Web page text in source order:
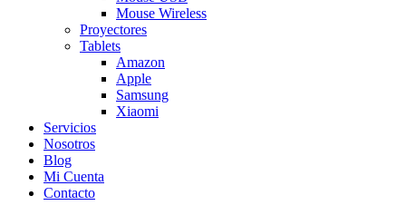
Mouse Wireless
Proyectores
Tablets
Amazon
Apple
Samsung
Xiaomi
Servicios
Nosotros
Blog
Mi Cuenta
Contacto